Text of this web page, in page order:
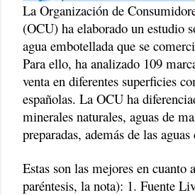
La Organización de
(OCU) ha elaborado un estudio
agua embotellada que se
Para ello, ha analizado 109
venta en diferentes superficies
españolas. La OCU ha
minerales naturales, aguas de
preparadas, además de las aguas
Estas son las mejores en cuanto
paréntesis, la nota): 1. Fuente